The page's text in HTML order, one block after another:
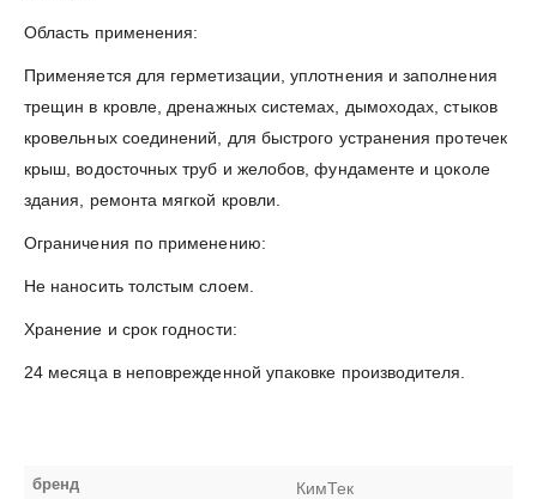
Область применения:
Применяется для герметизации, уплотнения и заполнения
трещин в кровле, дренажных системах, дымоходах, стыков
кровельных соединений, для быстрого устранения протечек
крыш, водосточных труб и желобов, фундаменте и цоколе
здания, ремонта мягкой кровли.
Ограничения по применению:
Не наносить толстым слоем.
Хранение и срок годности:
24 месяца в неповрежденной упаковке производителя.
бренд КимТек